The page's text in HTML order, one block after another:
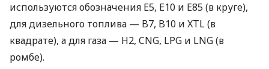
используются обозначения E5, E10 и E85 (в круге),
для дизельного топлива — B7, B10 и XTL (в
квадрате), а для газа — H2, CNG, LPG и LNG (в
ромбе).